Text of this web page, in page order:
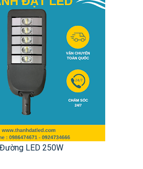
LED 250W